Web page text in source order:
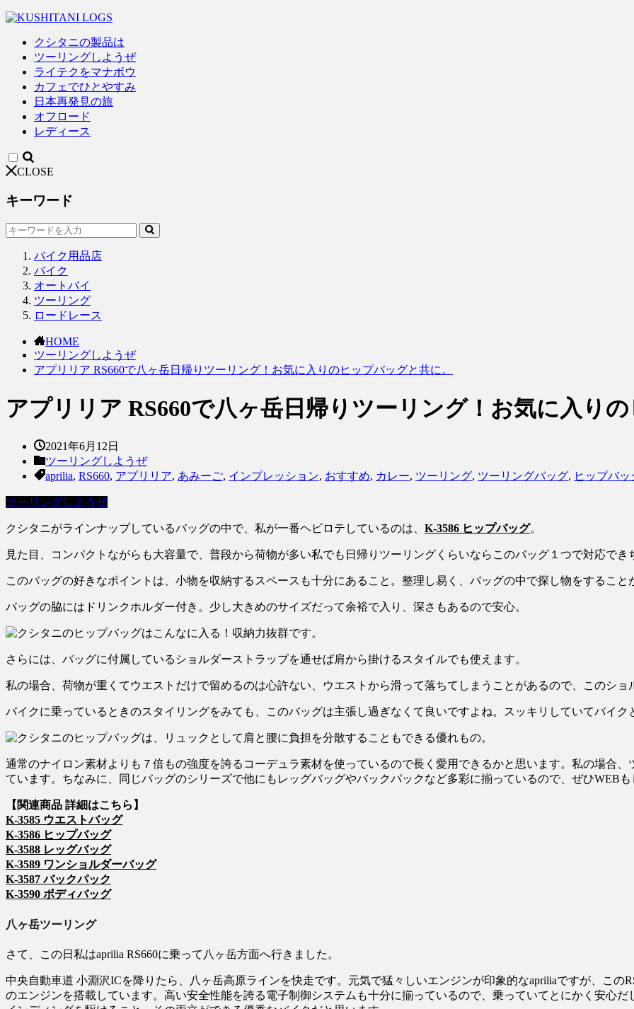
クシタニの製品は
ツーリングしようぜ
ライテクをマナボウ
カフェでひとやすみ
日本再発見の旅
オフロード
レディース
CLOSE
キーワード
バイク用品店
バイク
オートバイ
ツーリング
ロードレース
HOME
ツーリングしようぜ
アプリリア RS660で八ヶ岳日帰りツーリング！お気に入りのヒップバッグと共に。
アプリリア RS660で八ヶ岳日帰りツーリング！お気に入りの
2021年6月12日
ツーリングしようぜ
aprilia, RS660, アプリリア, あみーご, インプレッション, おすすめ, カレー, ツーリング, ツーリングバッグ, ヒップバッ
ツーリングしようぜ
クシタニがラインナップしているバッグの中で、私が一番ヘビロテしているのは、 K-3586 ヒップバッグ。
見た目、コンパクトながらも大容量で、普段から荷物が多い私でも日帰りツーリングくらいならこのバッグ１つで対応でき
このバッグの好きなポイントは、小物を収納するスペースも十分にあること。整理し易く、バッグの中で探し物をすること
バッグの脇にはドリンクホルダー付き。少し大きめのサイズだって余裕で入り、深さもあるので安心。
さらには、バッグに付属しているショルダーストラップを通せば肩から掛けるスタイルでも使えます。
私の場合、荷物が重くてウエストだけで留めるのは心許ない、ウエストから滑って落ちてしまうことがあるので、このショ
バイクに乗っているときのスタイリングをみても、このバッグは主張し過ぎなくて良いですよね。スッキリしていてバイク
通常のナイロン素材よりも７倍もの強度を誇るコーデュラ素材を使っているので長く愛用できるかと思います。私の場合
ています。ちなみに、同じバッグのシリーズで他にもレッグバッグやバックパックなど多彩に揃っているので、ぜひWEB
【関連商品 詳細はこちら】
K-3585 ウエストバッグ
K-3586 ヒップバッグ
K-3588 レッグバッグ
K-3589 ワンショルダーバッグ
K-3587 バックパック
K-3590 ボディバッグ
八ヶ岳ツーリング
さて、この日私はaprilia RS660に乗って八ヶ岳方面へ行きました。
中央自動車道 小淵沢ICを降りたら、八ヶ岳高原ラインを快走です。元気で猛々しいエンジンが印象的なapriliaですが、この
のエンジンを搭載しています。高い安全性能を誇る電子制御システムも十分に揃っているので、乗っていてとにかく安心